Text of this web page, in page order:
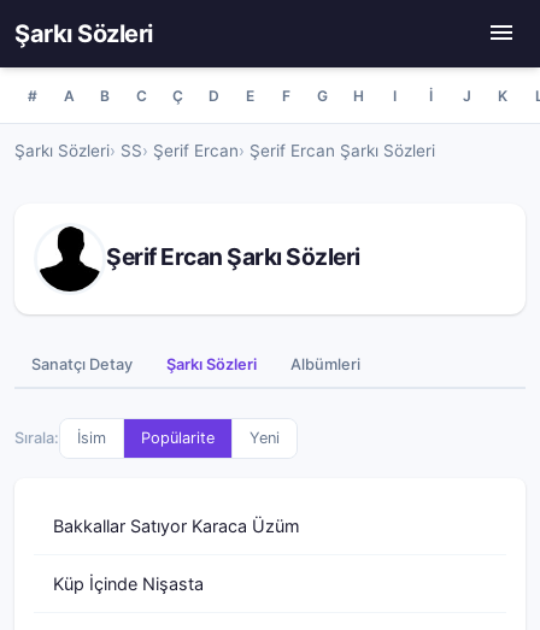
Şarkı Sözleri
# A B C Ç D E F G H I İ J K
Şarkı Sözleri SS Şerif Ercan Şerif Ercan Şarkı Sözleri
Şerif Ercan Şarkı Sözleri
Sanatçı Detay Şarkı Sözleri Albümleri
Sırala: İsim Popülarite Yeni
Bakkallar Satıyor Karaca Üzüm
Küp İçinde Nişasta